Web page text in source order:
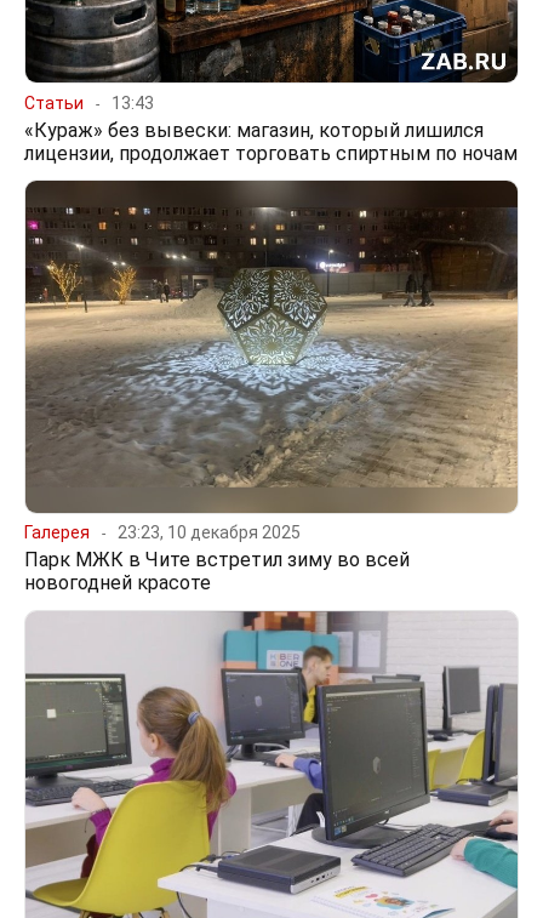
Статьи 13:43
«Кураж» без вывески: магазин, который лишился
лицензии, продолжает торговать спиртным по ночам
Галерея 23:23, 10 декабря 2025
Парк МЖК в Чите встретил зиму во всей
новогодней красоте